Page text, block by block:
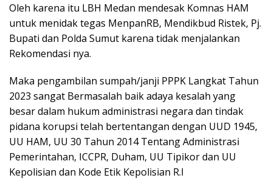
Oleh karena itu LBH Medan mendesak Komnas HAM
untuk menidak tegas MenpanRB, Mendikbud Ristek, Pj.
Bupati dan Polda Sumut karena tidak menjalankan
Rekomendasi nya.
Maka pengambilan sumpah/janji PPPK Langkat Tahun
2023 sangat Bermasalah baik adaya kesalah yang
besar dalam hukum administrasi negara dan tindak
pidana korupsi telah bertentangan dengan UUD 1945,
UU HAM, UU 30 Tahun 2014 Tentang Administrasi
Pemerintahan, ICCPR, Duham, UU Tipikor dan UU
Kepolisian dan Kode Etik Kepolisian R.I